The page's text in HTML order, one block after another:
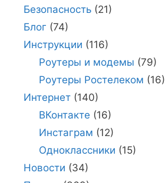
Безопасность (21)
Блог (74)
Инструкции (116)
Роутеры и модемы (79)
Роутеры Ростелеком (16)
Интернет (140)
ВКонтакте (16)
Инстаграм (12)
Одноклассники (15)
Новости (34)